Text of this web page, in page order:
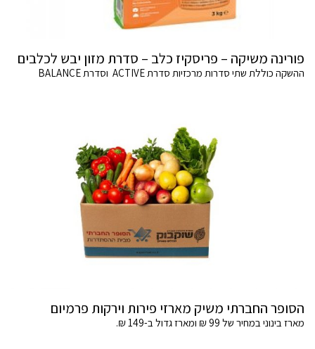
פורינה משיקה – פריסקיז כלב – סדרת מזון יבש לכלבים
ההשקה כוללת שתי סדרות מרכזיות סדרת ACTIVE וסדרת BALANCE
הסופר החברתי משיק מארזי פירות וירקות פרמיום
מארז בינוני במחיר של 99 ₪ ומארז גדול ב-149 ₪.